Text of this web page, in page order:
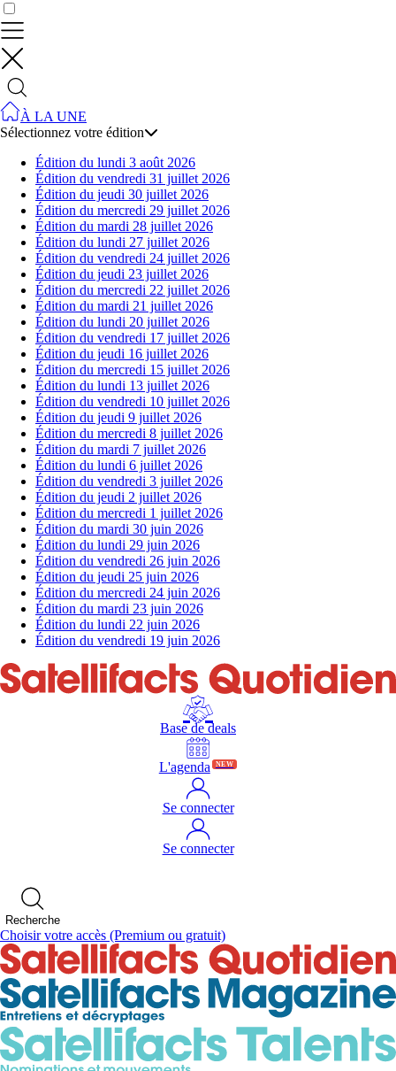
À LA UNE
Sélectionnez votre édition
Édition du lundi 3 août 2026
Édition du vendredi 31 juillet 2026
Édition du jeudi 30 juillet 2026
Édition du mercredi 29 juillet 2026
Édition du mardi 28 juillet 2026
Édition du lundi 27 juillet 2026
Édition du vendredi 24 juillet 2026
Édition du jeudi 23 juillet 2026
Édition du mercredi 22 juillet 2026
Édition du mardi 21 juillet 2026
Édition du lundi 20 juillet 2026
Édition du vendredi 17 juillet 2026
Édition du jeudi 16 juillet 2026
Édition du mercredi 15 juillet 2026
Édition du lundi 13 juillet 2026
Édition du vendredi 10 juillet 2026
Édition du jeudi 9 juillet 2026
Édition du mercredi 8 juillet 2026
Édition du mardi 7 juillet 2026
Édition du lundi 6 juillet 2026
Édition du vendredi 3 juillet 2026
Édition du jeudi 2 juillet 2026
Édition du mercredi 1 juillet 2026
Édition du mardi 30 juin 2026
Édition du lundi 29 juin 2026
Édition du vendredi 26 juin 2026
Édition du jeudi 25 juin 2026
Édition du mercredi 24 juin 2026
Édition du mardi 23 juin 2026
Édition du lundi 22 juin 2026
Édition du vendredi 19 juin 2026
Base de deals
L'agenda NEW
Se connecter
Se connecter
Recherche
Choisir votre accès (Premium ou gratuit)
Contrôler vos données